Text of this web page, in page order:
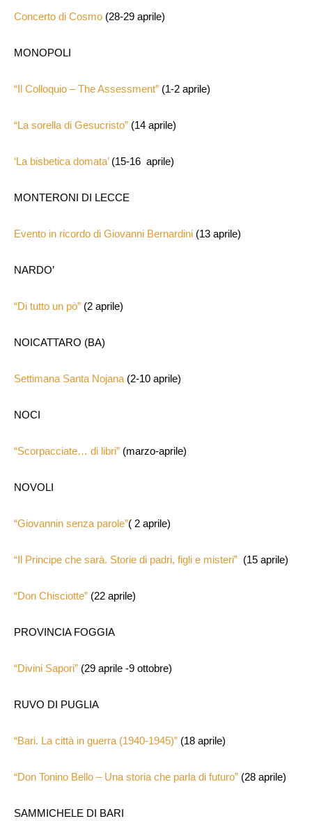
Concerto di Cosmo (28-29 aprile)
MONOPOLI
“Il Colloquio – The Assessment” (1-2 aprile)
“La sorella di Gesucristo” (14 aprile)
‘La bisbetica domata’(15-16 aprile)
MONTERONI DI LECCE
Evento in ricordo di Giovanni Bernardini (13 aprile)
NARDO’
“Di tutto un pò” (2 aprile)
NOICATTARO (BA)
Settimana Santa Nojana (2-10 aprile)
NOCI
“Scorpacciate… di libri” (marzo-aprile)
NOVOLI
“Giovannin senza parole”( 2 aprile)
“Il Principe che sarà. Storie di padri, figli e misteri” (15 aprile)
“Don Chisciotte” (22 aprile)
PROVINCIA FOGGIA
“Divini Sapori” (29 aprile -9 ottobre)
RUVO DI PUGLIA
“Bari. La città in guerra (1940-1945)” (18 aprile)
“Don Tonino Bello – Una storia che parla di futuro” (28 aprile)
SAMMICHELE DI BARI